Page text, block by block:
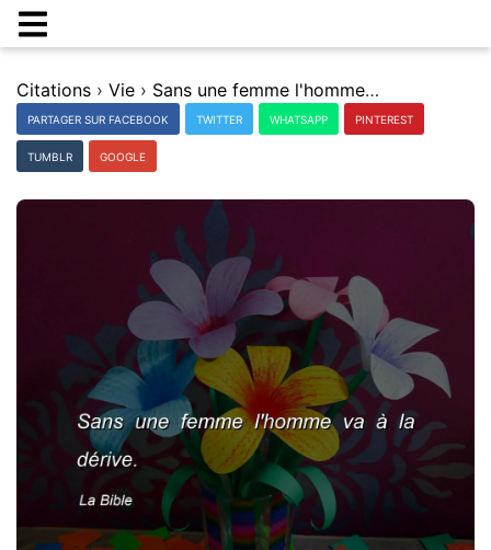
Citations › Vie › Sans une femme l'homme va Ã la dÃ©rive.
PARTAGER SUR FACEBOOK TWITTER WHATSAPP PINTEREST
TUMBLR GOOGLE